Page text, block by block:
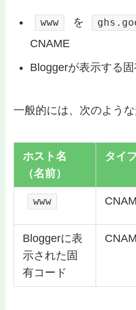
www を
CNAME
Bloggerが表示する
一般的には、次のような
ホスト名
（名前）
タイ
www
Bloggerに表
示された固
有コード